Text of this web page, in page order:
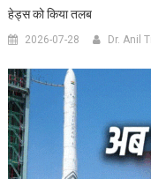
हेड्स को किया तलब
2026-07-28 Dr. Anil